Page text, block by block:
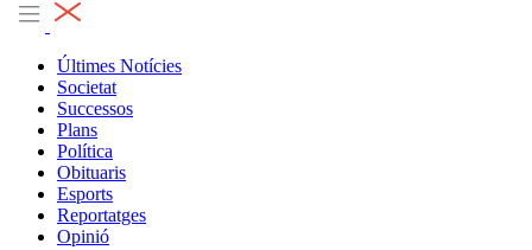
Últimes Notícies
Societat
Successos
Plans
Política
Obituaris
Esports
Reportatges
Opinió